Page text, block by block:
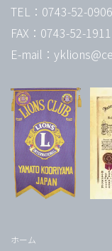
TEL：0743-52-0906
FAX：0743-52-1911
E-mail：
ホーム